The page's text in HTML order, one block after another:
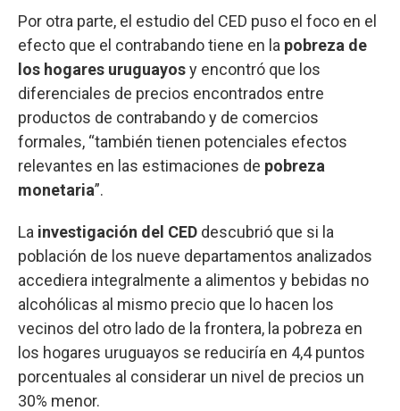
Por otra parte, el estudio del CED puso el foco en el
efecto que el contrabando tiene en la pobreza de
los hogares uruguayosy encontró que los
diferenciales de precios encontrados entre
productos de contrabando y de comercios
formales, “también tienen potenciales efectos
relevantes en las estimaciones de pobreza
monetaria”.
La investigación del CED descubrió que si la
población de los nueve departamentos analizados
accediera integralmente a alimentos y bebidas no
alcohólicas al mismo precio que lo hacen los
vecinos del otro lado de la frontera, la pobreza en
los hogares uruguayos se reduciría en 4,4 puntos
porcentuales al considerar un nivel de precios un
30% menor.